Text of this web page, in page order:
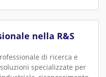
nella R&S
di ricerca e
specializzate per